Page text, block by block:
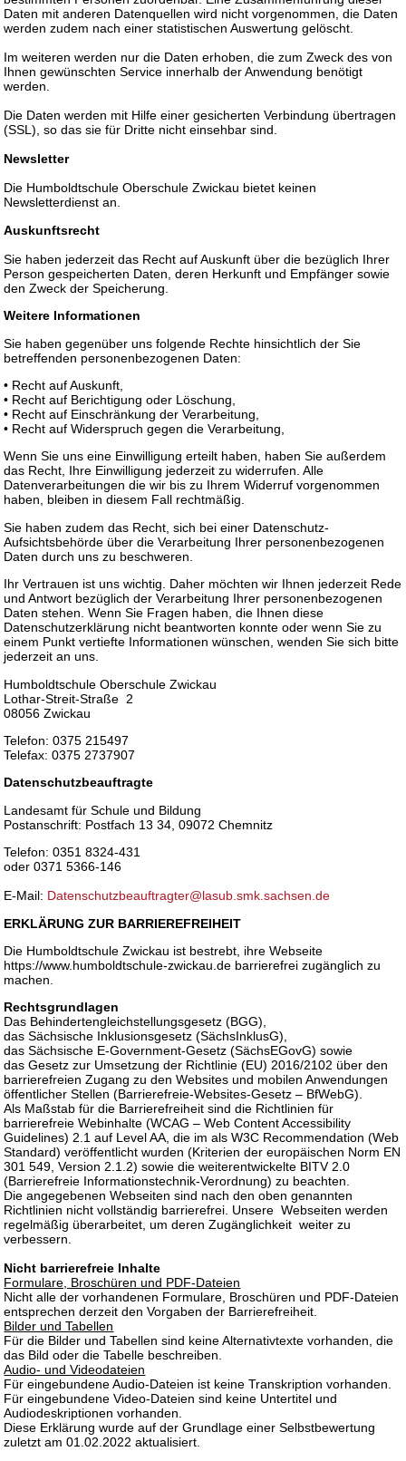
Daten mit anderen Datenquellen wird nicht vorgenommen, die Daten
werden zudem nach einer statistischen Auswertung gelöscht.
Im weiteren werden nur die Daten erhoben, die zum Zweck des von
Ihnen gewünschten Service innerhalb der Anwendung benötigt
werden.
Die Daten werden mit Hilfe einer gesicherten Verbindung übertragen
(SSL), so das sie für Dritte nicht einsehbar sind.
Newsletter
Die Humboldtschule Oberschule Zwickau bietet keinen
Newsletterdienst an.
Auskunftsrecht
Sie haben jederzeit das Recht auf Auskunft über die bezüglich Ihrer
Person gespeicherten Daten, deren Herkunft und Empfänger sowie
den Zweck der Speicherung.
Weitere Informationen
Sie haben gegenüber uns folgende Rechte hinsichtlich der Sie
betreffenden personenbezogenen Daten:
• Recht auf Auskunft,
• Recht auf Berichtigung oder Löschung,
• Recht auf Einschränkung der Verarbeitung,
• Recht auf Widerspruch gegen die Verarbeitung,
Wenn Sie uns eine Einwilligung erteilt haben, haben Sie außerdem
das Recht, Ihre Einwilligung jederzeit zu widerrufen. Alle
Datenverarbeitungen die wir bis zu Ihrem Widerruf vorgenommen
haben, bleiben in diesem Fall rechtmäßig.
Sie haben zudem das Recht, sich bei einer Datenschutz-
Aufsichtsbehörde über die Verarbeitung Ihrer personenbezogenen
Daten durch uns zu beschweren.
Ihr Vertrauen ist uns wichtig. Daher möchten wir Ihnen jederzeit Rede
und Antwort bezüglich der Verarbeitung Ihrer personenbezogenen
Daten stehen. Wenn Sie Fragen haben, die Ihnen diese
Datenschutzerklärung nicht beantworten konnte oder wenn Sie zu
einem Punkt vertiefte Informationen wünschen, wenden Sie sich bitte
jederzeit an uns.
Humboldtschule Oberschule Zwickau
Lothar-Streit-Straße 2
08056 Zwickau
Telefon: 0375 215497
Telefax: 0375 2737907
Datenschutzbeauftragte
Landesamt für Schule und Bildung
Postanschrift: Postfach 13 34, 09072 Chemnitz
Telefon: 0351 8324-431
oder 0371 5366-146
E-Mail: Datenschutzbeauftragter@lasub.smk.sachsen.de
ERKLÄRUNG ZUR BARRIEREFREIHEIT
Die Humboldtschule Zwickau ist bestrebt, ihre Webseite
https://www.humboldtschule-zwickau.de barrierefrei zugänglich zu
machen.
Rechtsgrundlagen
Das Behindertengleichstellungsgesetz (BGG),
das Sächsische Inklusionsgesetz (SächsInklusG),
das Sächsische E-Government-Gesetz (SächsEGovG) sowie
das Gesetz zur Umsetzung der Richtlinie (EU) 2016/2102 über den
barrierefreien Zugang zu den Websites und mobilen Anwendungen
öffentlicher Stellen (Barrierefreie-Websites-Gesetz – BfWebG).
Als Maßstab für die Barrierefreiheit sind die Richtlinien für
barrierefreie Webinhalte (WCAG – Web Content Accessibility
Guidelines) 2.1 auf Level AA, die im als W3C Recommendation (Web
Standard) veröffentlicht wurden (Kriterien der europäischen Norm EN
301 549, Version 2.1.2) sowie die weiterentwickelte BITV 2.0
(Barrierefreie Informationstechnik-Verordnung) zu beachten.
Die angegebenen Webseiten sind nach den oben genannten
Richtlinien nicht vollständig barrierefrei. Unsere Webseiten werden
regelmäßig überarbeitet, um deren Zugänglichkeit weiter zu
verbessern.
Nicht barrierefreie Inhalte
Formulare, Broschüren und PDF-Dateien
Nicht alle der vorhandenen Formulare, Broschüren und PDF-Dateien
entsprechen derzeit den Vorgaben der Barrierefreiheit.
Bilder und Tabellen
Für die Bilder und Tabellen sind keine Alternativtexte vorhanden, die
das Bild oder die Tabelle beschreiben.
Audio- und Videodateien
Für eingebundene Audio-Dateien ist keine Transkription vorhanden.
Für eingebundene Video-Dateien sind keine Untertitel und
Audiodeskriptionen vorhanden.
Diese Erklärung wurde auf der Grundlage einer Selbstbewertung
zuletzt am 01.02.2022 aktualisiert.